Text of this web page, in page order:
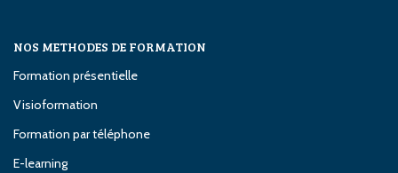
NOS METHODES DE FORMATION
Formation présentielle
Visioformation
Formation par téléphone
E-learning